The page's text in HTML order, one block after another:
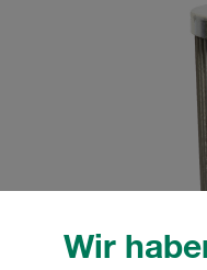
Wir